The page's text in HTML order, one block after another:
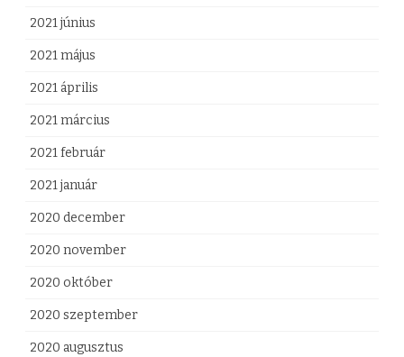
2021 június
2021 május
2021 április
2021 március
2021 február
2021 január
2020 december
2020 november
2020 október
2020 szeptember
2020 augusztus